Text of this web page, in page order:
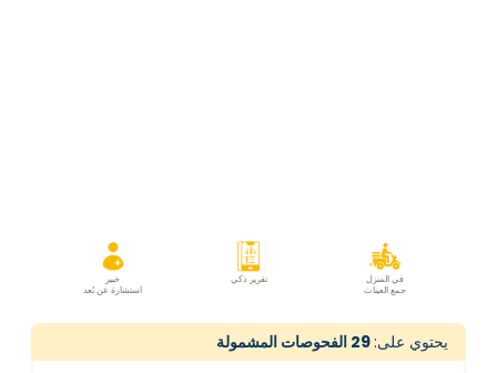
في المنزل
جمع العينات
تقرير ذكي
خبير
استشارة عن بُعد
يحتوي على:29 الفحوصات المشمولة